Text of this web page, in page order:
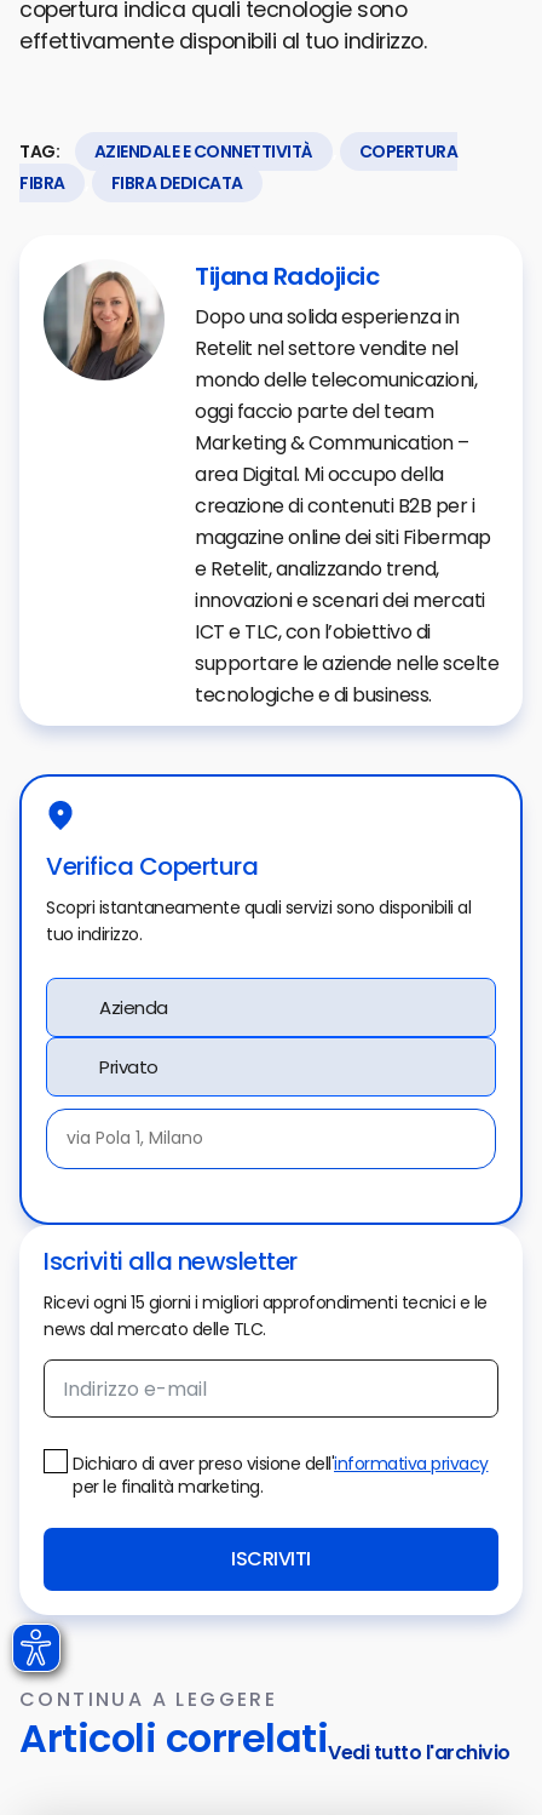
copertura indica quali tecnologie sono
effettivamente disponibili al tuo indirizzo.
TAG: AZIENDALE E CONNETTIVITÀ
COPERTURA
FIBRA
FIBRA DEDICATA
Tijana Radojicic
Dopo una solida esperienza in
Retelit nel settore vendite nel
mondo delle telecomunicazioni,
oggi faccio parte del team
Marketing & Communication –
area Digital. Mi occupo della
creazione di contenuti B2B per i
magazine online dei siti Fibermap
e Retelit, analizzando trend,
innovazioni e scenari dei mercati
ICT e TLC, con l’obiettivo di
supportare le aziende nelle scelte
tecnologiche e di business.
Verifica Copertura
Scopri istantaneamente quali servizi sono disponibili al
tuo indirizzo.
Azienda
Privato
Iscriviti alla newsletter
Ricevi ogni 15 giorni i migliori approfondimenti tecnici e le
news dal mercato delle TLC.
Dichiaro di aver preso visione dell'informativa privacy
per le finalità marketing.
ISCRIVITI
CONTINUA A LEGGERE
Articoli correlatiVedi tutto l'archivio